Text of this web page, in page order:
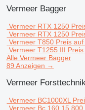
Vermeer Bagger
Vermeer RTX 1250
Vermeer RTX 1250
Vermeer T850 Preis
Vermeer T1255 III
Alle Vermeer Bagger
89 Anzeigen →
Vermeer
Vermeer BC1000XL
Vermeer Bc 160 15.800